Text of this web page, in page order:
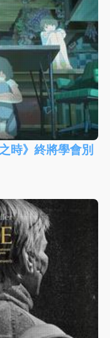
時》終將學會別